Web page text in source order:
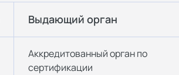
Выдающий орган
Аккредитованный орган по
сертификации